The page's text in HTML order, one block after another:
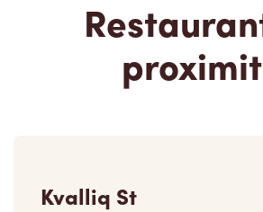
Kvalliq St